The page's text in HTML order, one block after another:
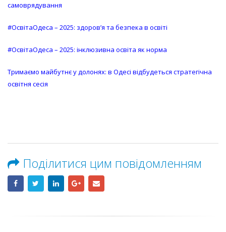
самоврядування
#ОсвітаОдеса – 2025: здоров’я та безпека в освіті
#ОсвітаОдеса – 2025: інклюзивна освіта як норма
Тримаємо майбутнє у долонях: в Одесі відбудеться стратегічна
освітня сесія
Поділитися цим повідомленням